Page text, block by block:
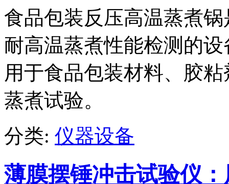
食品包装反压高温蒸煮
耐高温蒸煮性能检测的
用于食品包装材料、胶
蒸煮试验。
分类: 仪器设备
薄膜摆锤冲击试验仪